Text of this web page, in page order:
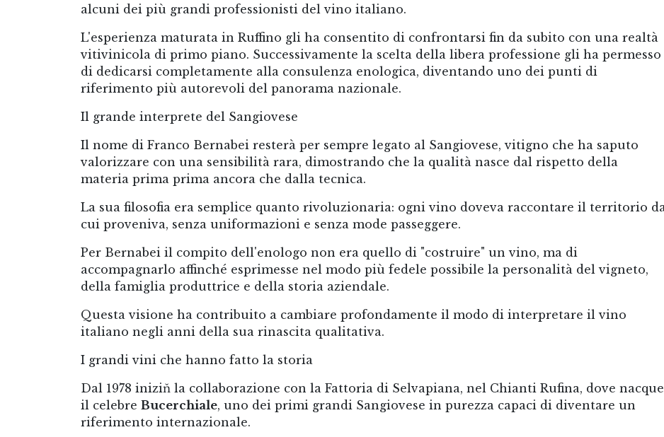
alcuni dei più grandi professionisti del vino italiano.
L'esperienza maturata in Ruffino gli ha consentito di confrontarsi fin da subito con una realtà
vitivinicola di primo piano. Successivamente la scelta della libera professione gli ha permesso
di dedicarsi completamente alla consulenza enologica, diventando uno dei punti di
riferimento più autorevoli del panorama nazionale.
Il grande interprete del Sangiovese
Il nome di Franco Bernabei resterà per sempre legato al Sangiovese, vitigno che ha saputo
valorizzare con una sensibilità rara, dimostrando che la qualità nasce dal rispetto della
materia prima prima ancora che dalla tecnica.
La sua filosofia era semplice quanto rivoluzionaria: ogni vino doveva raccontare il territorio
cui proveniva, senza uniformazioni e senza mode passeggere.
Per Bernabei il compito dell'enologo non era quello di "costruire" un vino, ma di
accompagnarlo affinché esprimesse nel modo più fedele possibile la personalità del vigneto,
della famiglia produttrice e della storia aziendale.
Questa visione ha contribuito a cambiare profondamente il modo di interpretare il vino
italiano negli anni della sua rinascita qualitativa.
I grandi vini che hanno fatto la storia
Dal 1978 iniziň la collaborazione con la Fattoria di Selvapiana, nel Chianti Rufina, dove nacque
il celebre Bucerchiale, uno dei primi grandi Sangiovese in purezza capaci di diventare un
riferimento internazionale.